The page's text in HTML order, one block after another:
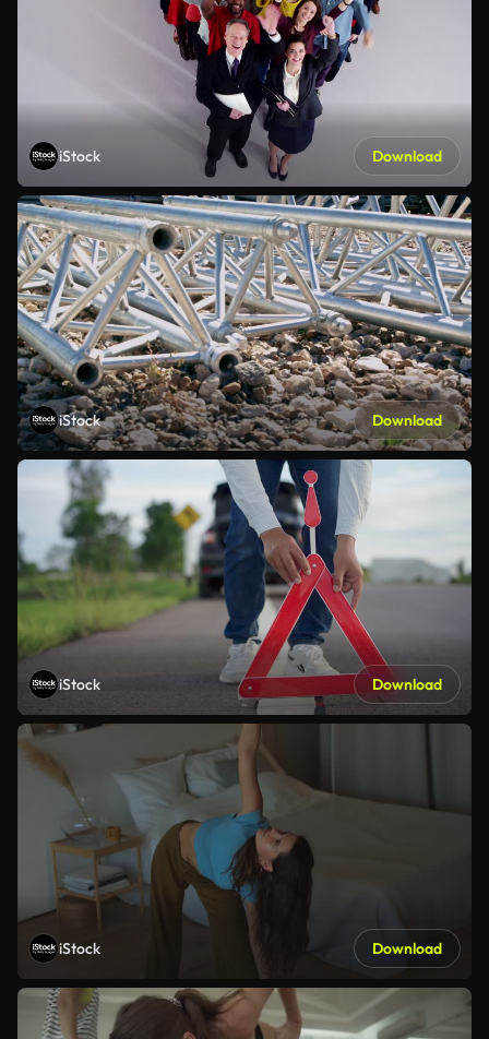
iStock Download
iStock Download
iStock Download
iStock Download